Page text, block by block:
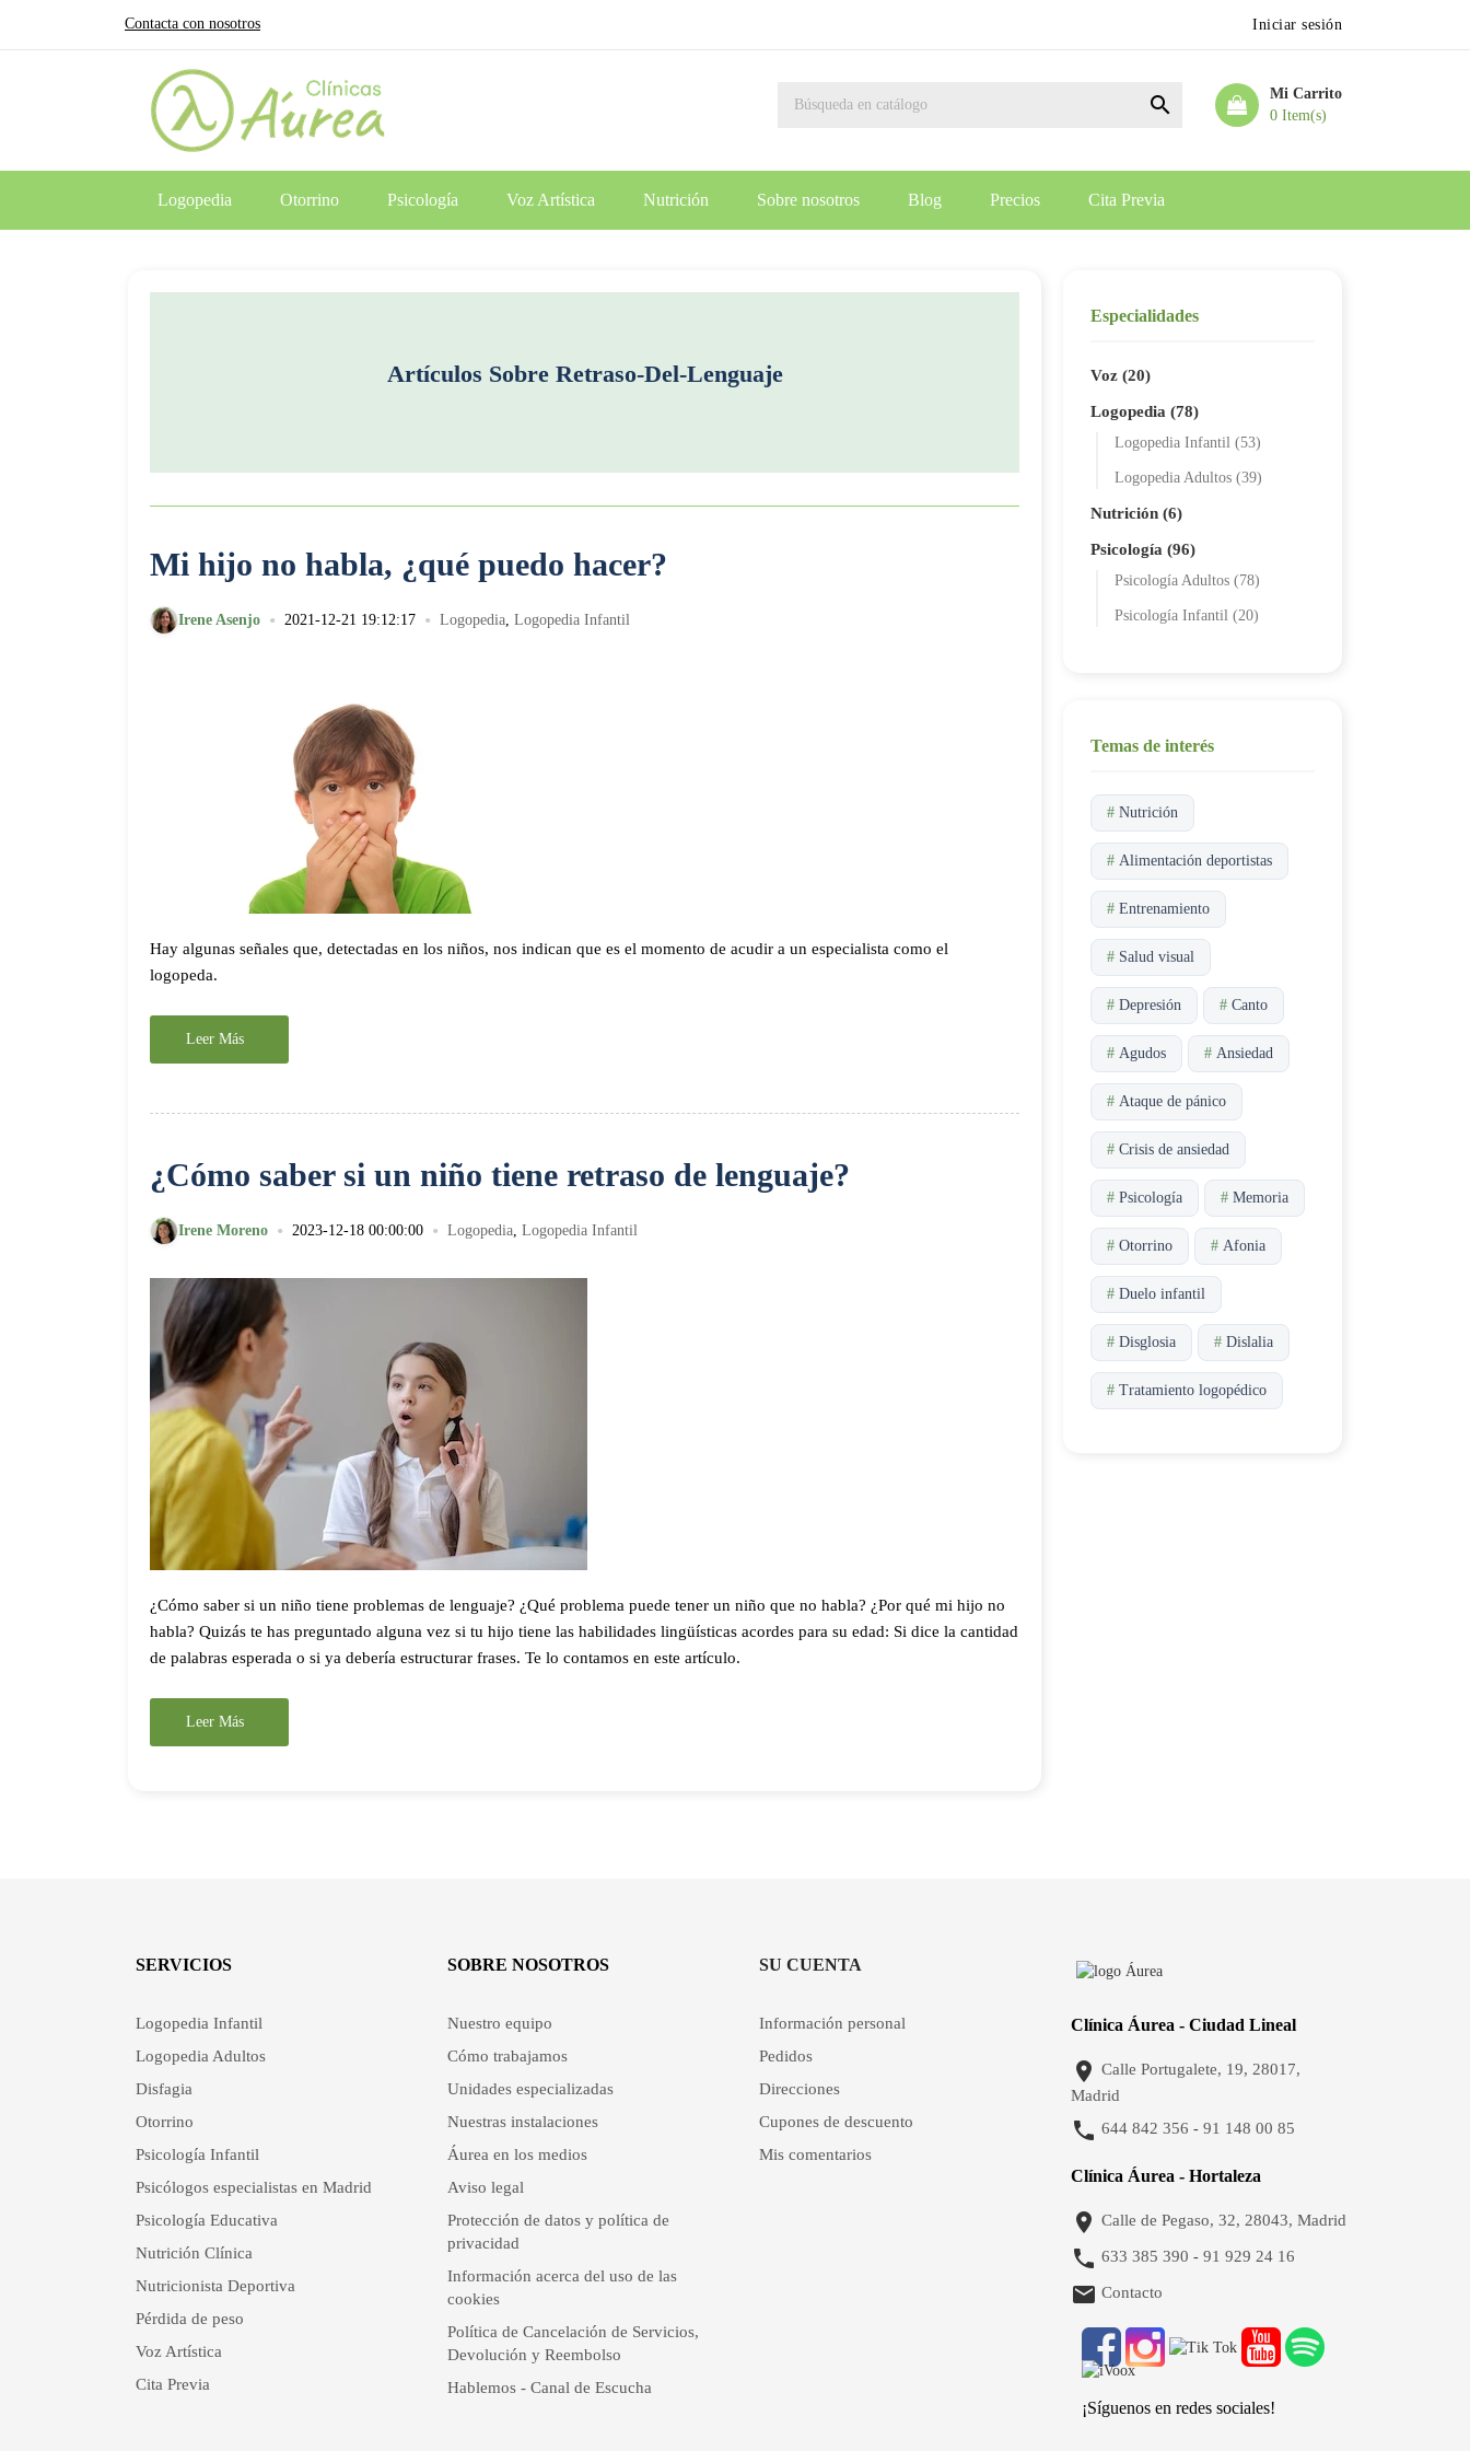
Contacta con nosotros Iniciar sesión
Mi Carrito
0 Item(s)

Logopedia Otorrino Psicología Voz Artística Nutrición Sobre nosotros Blog Precios Cita Previa
Artículos Sobre Retraso-Del-Lenguaje
Mi hijo no habla, ¿qué puedo hacer?
Irene Asenjo • 2021-12-21 19:12:17 • Logopedia, Logopedia Infantil
Hay algunas señales que, detectadas en los niños, nos indican que es el momento de acudir a un especialista como el
logopeda.
Leer Más
¿Cómo saber si un niño tiene retraso de lenguaje?
Irene Moreno • 2023-12-18 00:00:00 • Logopedia, Logopedia Infantil
¿Cómo saber si un niño tiene problemas de lenguaje? ¿Qué problema puede tener un niño que no habla? ¿Por qué mi hijo no
habla? Quizás te has preguntado alguna vez si tu hijo tiene las habilidades lingüísticas acordes para su edad: Si dice la cantidad
de palabras esperada o si ya debería estructurar frases. Te lo contamos en este artículo.
Leer Más
Especialidades
Voz (20)
Logopedia (78)
Logopedia Infantil (53)
Logopedia Adultos (39)
Nutrición (6)
Psicología (96)
Psicología Adultos (78)
Psicología Infantil (20)
Temas de interés
# Nutrición
# Alimentación deportistas
# Entrenamiento
# Salud visual
# Depresión # Canto
# Agudos # Ansiedad
# Ataque de pánico
# Crisis de ansiedad
# Psicología # Memoria
# Otorrino # Afonia
# Duelo infantil
# Disglosia # Dislalia
# Tratamiento logopédico
SERVICIOS
Logopedia Infantil
Logopedia Adultos
Disfagia
Otorrino
Psicología Infantil
Psicólogos especialistas en Madrid
Psicología Educativa
Nutrición Clínica
Nutricionista Deportiva
Pérdida de peso
Voz Artística
Cita Previa
SOBRE NOSOTROS
Nuestro equipo
Cómo trabajamos
Unidades especializadas
Nuestras instalaciones
Áurea en los medios
Aviso legal
Protección de datos y política de
privacidad
Información acerca del uso de las
cookies
Política de Cancelación de Servicios,
Devolución y Reembolso
Hablemos - Canal de Escucha
SU CUENTA
Información personal
Pedidos
Direcciones
Cupones de descuento
Mis comentarios
Clínica Áurea - Ciudad Lineal
 Calle Portugalete, 19, 28017,
Madrid
 644 842 356 - 91 148 00 85
Clínica Áurea - Hortaleza
 Calle de Pegaso, 32, 28043, Madrid
 633 385 390 - 91 929 24 16
 Contacto
¡Síguenos en redes sociales!